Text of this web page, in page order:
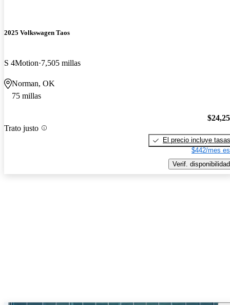
2025 Volkswagen Taos
S 4Motion 7,505 millas
Norman, OK
75 millas
Trato justo
El precio incluye tasas
$442/mes
Verif. disponibilidad